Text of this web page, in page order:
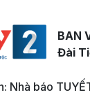
BAN
Đài
Nhà báo